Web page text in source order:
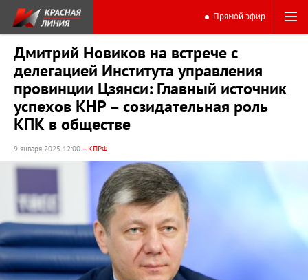
Прямой эфир
Дмитрий Новиков на встрече с
делегацией Института управления
провинции Цзянси: Главный источник
успехов КНР – созидательная роль
КПК в обществе
9 января 2025 12:00 – КПРФ